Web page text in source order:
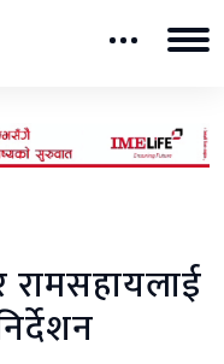
रामसहायलाई